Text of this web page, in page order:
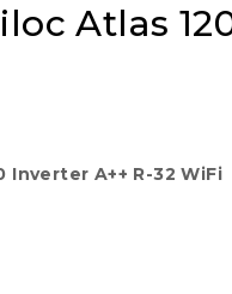
Atlas
A++ R-32 WiFi